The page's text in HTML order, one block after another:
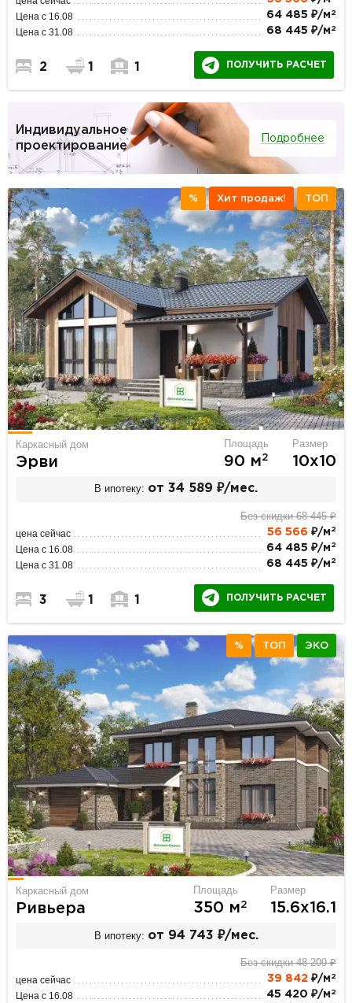
Цена с 16.08 64 485 ₽/м 2
Цена с 31.08 68 445 ₽/м 2
2 1 1 ПОЛУЧИТЬ РАСЧЕТ
Индивидуальное
проектирование
Подробнее
% Хит продаж! ТОП
Каркасный дом
Эрви
Площадь
90 м2
Размер
10х10
В ипотеку: от 34 589 ₽/мес.
Без скидки 68 445 ₽
цена сейчас 56 566 ₽/м 2
Цена с 16.08 64 485 ₽/м 2
Цена с 31.08 68 445 ₽/м 2
3 1 1 ПОЛУЧИТЬ РАСЧЕТ
% ТОП ЭКО
Каркасный дом
Ривьера
Площадь
350 м2
Размер
15.6х16.1
В ипотеку: от 94 743 ₽/мес.
Без скидки 48 209 ₽
цена сейчас 39 842 ₽/м 2
Цена с 16.08 45 420 ₽/м 2